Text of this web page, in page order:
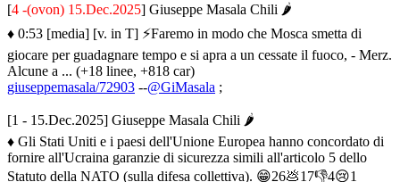
[4 -(ovon) 15.Dec.2025] Giuseppe Masala Chili 🌶
♦ 0:53 [media] [v. in T] ⚡️Faremo in modo che Mosca smetta di
giocare per guadagnare tempo e si apra a un cessate il fuoco, - Merz.
Alcune a ... (+18 linee, +818 car)
giuseppemasala/72903 --@GiMasala ;
[1 - 15.Dec.2025] Giuseppe Masala Chili 🌶
♦ Gli Stati Uniti e i paesi dell'Unione Europea hanno concordato di
fornire all'Ucraina garanzie di sicurezza simili all'articolo 5 dello
Statuto della NATO (sulla difesa collettiva). 😁26💩17👎4😢1